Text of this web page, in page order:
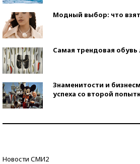
Модный выбор: что
Самая трендовая обувь
Знаменитости и
успеха со второй
Новости СМИ2